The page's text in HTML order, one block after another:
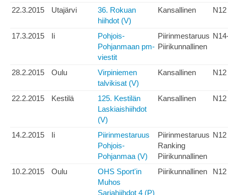
22.3.2015 Utajärvi
36. Rokuan
hiihdot (V)
Kansallinen N12
17.3.2015 Ii
Pohjois-
Pohjanmaan pm-
viestit
Piirinmestaruus
Piirikunnallinen
28.2.2015 Oulu
Virpiniemen
talvikisat (V)
Kansallinen N12
22.2.2015 Kestilä
125. Kestilän
Laskiaishiihdot
(V)
Kansallinen N12
14.2.2015 Ii
Piirinmestaruus
Pohjois-
Pohjanmaa (V)
Piirinmestaruus
Ranking
Piirikunnallinen
N12
10.2.2015 Oulu
OHS Sport'in
Muhos
Sarjahiihdot 4 (P)
Piirikunnallinen N12